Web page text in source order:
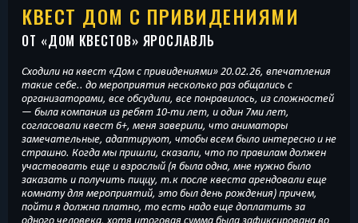
КВЕСТ ДОМ С ПРИВИДЕНИЯМИ
ОТ «ДОМ КВЕСТОВ» ЯРОСЛАВЛЬ
Сходили на квест «Дом с привидениями» 20.02.26, впечатления
такие себе.. до мероприятия несколько раз общались с
организаторами, все обсудили, все понравилось, из сложностей
— была компания из ребят 10-ти лет, и один 7ми лет,
согласовали квест 6+, меня заверили, что аниматоры
замечательные, адаптируют, чтобы всем было интересно и не
страшно. Когда мы пришли, сказали, что по правилам должен
участвовать еще и взрослый (я была одна, мне нужно было
заказать и получить пиццу, т.к после квеста арендовали еще
комнату для мероприятий, это был день рождения) причем,
пойти я должна платно, то есть надо еще доплатить за
одного человека, хотя итоговая сумма была зафиксирована во